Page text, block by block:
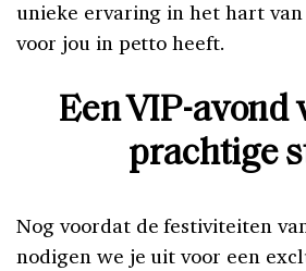
unieke ervaring in het hart van
voor jou in petto heeft.
Een VIP-avond
prachtige
Nog voordat de festiviteiten
nodigen we je uit voor een